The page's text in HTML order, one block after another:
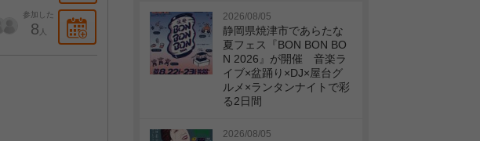
参加した
8 人
2026/08/05
静岡県焼津市であらたな
夏フェス『BON BON BO
N 2026』が開催 音楽ラ
イブ×盆踊り×DJ×屋台グ
ルメ×ランタンナイトで彩
る2日間
2026/08/05